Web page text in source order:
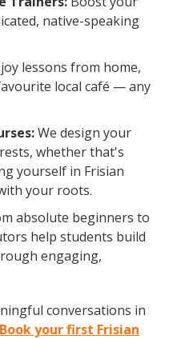
native-speaking
lessons from home,
local café — any
We design your
whether that's
yourself in Frisian
your roots.
absolute beginners to
help students build
engaging,
conversations in
Book your first Frisian